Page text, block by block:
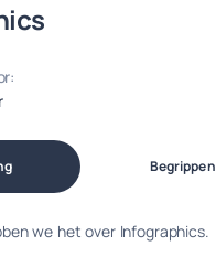
Begrippen
we het over Infographics.